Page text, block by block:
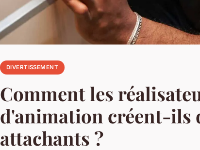
DIVERTISSEMENT
Comment les
d'animation créent-ils
attachants ?